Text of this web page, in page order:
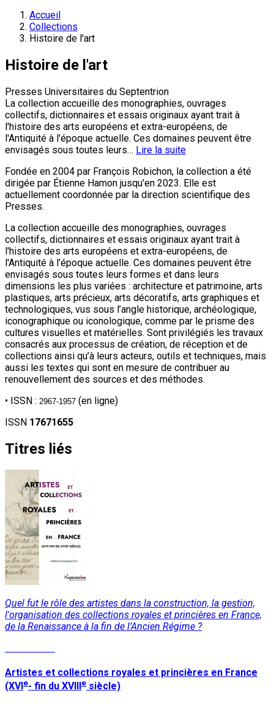
Accueil
Collections
Histoire de l'art
Histoire de l'art
Presses Universitaires du Septentrion
La collection accueille des monographies, ouvrages
collectifs, dictionnaires et essais originaux ayant trait à
l'histoire des arts européens et extra-européens, de
l'Antiquité à l'époque actuelle. Ces domaines peuvent être
envisagés sous toutes leurs… Lire la suite
Fondée en 2004 par François Robichon, la collection a été
dirigée par Étienne Hamon jusqu'en 2023. Elle est
actuellement coordonnée par la direction scientifique des
Presses.
La collection accueille des monographies, ouvrages
collectifs, dictionnaires et essais originaux ayant trait à
l'histoire des arts européens et extra-européens, de
l'Antiquité à l’époque actuelle. Ces domaines peuvent être
envisagés sous toutes leurs formes et dans leurs
dimensions les plus variées : architecture et patrimoine, arts
plastiques, arts précieux, arts décoratifs, arts graphiques et
technologiques, vus sous l’angle historique, archéologique,
iconographique ou iconologique, comme par le prisme des
cultures visuelles et matérielles. Sont privilégiés les travaux
consacrés aux processus de création, de réception et de
collections ainsi qu’à leurs acteurs, outils et techniques, mais
aussi les textes qui sont en mesure de contribuer au
renouvellement des sources et des méthodes.
• ISSN : 2967-1957 (en ligne)
ISSN 17671655
Titres liés
Quel fut le rôle des artistes dans la construction, la gestion,
l'organisation des collections royales et princières en France,
de la Renaissance à la fin de l’Ancien Régime ?
Artistes et collections royales et princières en France
(XVI e- fin du XVIII e siècle)